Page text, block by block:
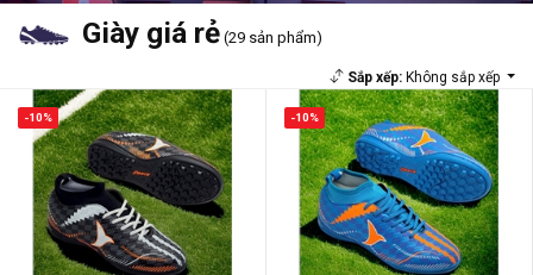
Giày giá rẻ (29 sản phẩm)
Sắp xếp:Không sắp xếp
-10% -10%